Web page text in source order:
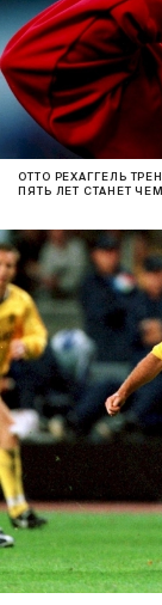
ОТТО РЕХАГГЕЛЬ
ПЯТЬ ЛЕТ СТАНЕТ